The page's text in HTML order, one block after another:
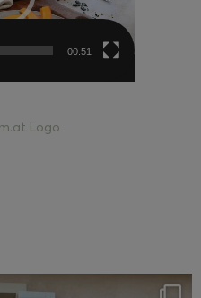
00:51